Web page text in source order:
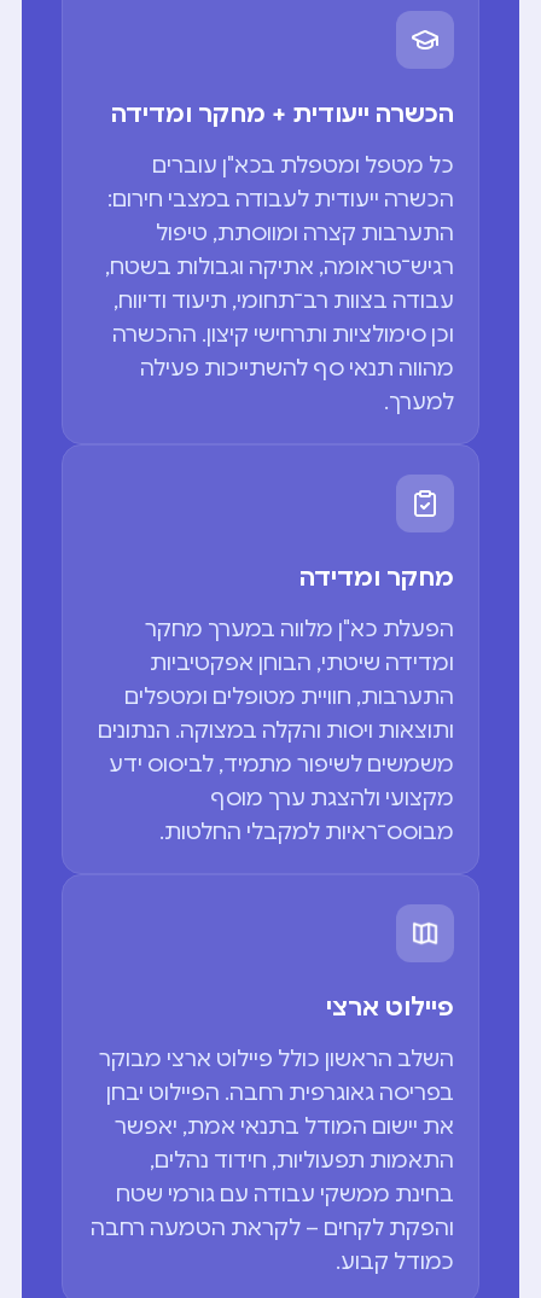
הכשרה ייעודית + מחקר ומדידה
כל מטפל ומטפלת בכא"ן עוברים
הכשרה ייעודית לעבודה במצבי חירום:
התערבות קצרה ומווסתת, טיפול
רגיש־טראומה, אתיקה וגבולות בשטח,
עבודה בצוות רב־תחומי, תיעוד ודיווח,
וכן סימולציות ותרחישי קיצון. ההכשרה
מהווה תנאי סף להשתייכות פעילה
למערך.
מחקר ומדידה
הפעלת כא"ן מלווה במערך מחקר
ומדידה שיטתי, הבוחן אפקטיביות
התערבות, חוויית מטופלים ומטפלים
ותוצאות ויסות והקלה במצוקה. הנתונים
משמשים לשיפור מתמיד, לביסוס ידע
מקצועי ולהצגת ערך מוסף
מבוסס־ראיות למקבלי החלטות.
פיילוט ארצי
השלב הראשון כולל פיילוט ארצי מבוקר
בפריסה גאוגרפית רחבה. הפיילוט יבחן
את יישום המודל בתנאי אמת, יאפשר
התאמות תפעוליות, חידוד נהלים,
בחינת ממשקי עבודה עם גורמי שטח
והפקת לקחים – לקראת הטמעה רחבה
כמודל קבוע.